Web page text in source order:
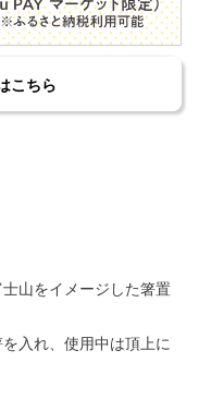
こちら
山をイメージした箸置
入れ、使用中は頂上に